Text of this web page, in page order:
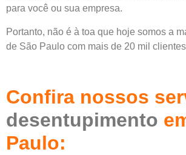
para você ou sua empresa.
Portanto, não é à toa que hoje somos a
de São Paulo com mais de 20 mil
Confira nossos
desentupimento
Paulo: